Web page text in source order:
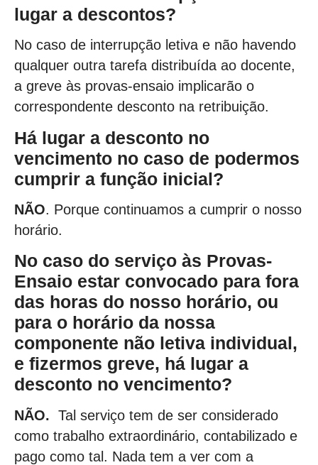
lugar a descontos?
No caso de interrupção letiva e não havendo
qualquer outra tarefa distribuída ao docente,
a greve às provas-ensaio implicarão o
correspondente desconto na retribuição.
Há lugar a desconto no
vencimento no caso de podermos
cumprir a função inicial?
NÃO. Porque continuamos a cumprir o nosso
horário.
No caso do serviço às Provas-
Ensaio estar convocado para fora
das horas do nosso horário, ou
para o horário da nossa
componente não letiva individual,
e fizermos greve, há lugar a
desconto no vencimento?
NÃO. Tal serviço tem de ser considerado
como trabalho extraordinário, contabilizado e
pago como tal. Nada tem a ver com a